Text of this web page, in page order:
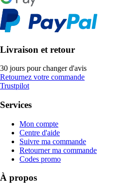
Livraison et retour
30 jours pour changer d'avis
Retournez votre commande
Trustpilot
Services
Mon compte
Centre d'aide
Suivre ma commande
Retourner ma commande
Codes promo
À propos